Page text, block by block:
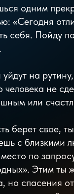
в
ярких и
людей!
- ответио
подытожил
сбежать из
прежде всего
находишься.
знаешь, не